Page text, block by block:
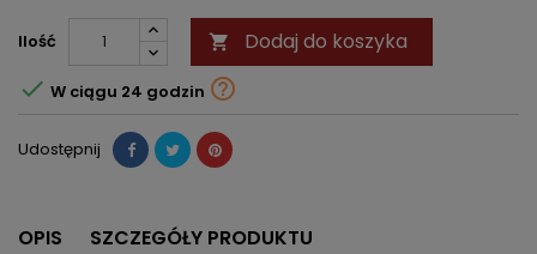
Ilość  Dodaj do koszyka
 W ciągu 24 godzin 
Udostępnij
OPIS SZCZEGÓŁY PRODUKTU